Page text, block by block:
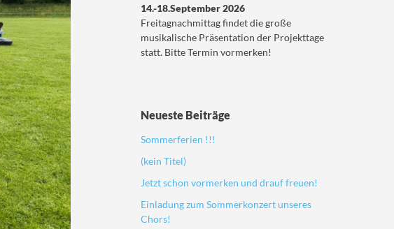
14.-18.September 2026
Freitagnachmittag findet die große
musikalische Präsentation der Projekttage
statt. Bitte Termin vormerken!
Neueste Beiträge
Sommerferien !!!
(kein Titel)
Jetzt schon vormerken und drauf freuen!
Einladung zum Sommerkonzert unseres
Chors!